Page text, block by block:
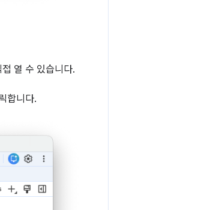
열 수 있습니다.
합니다.